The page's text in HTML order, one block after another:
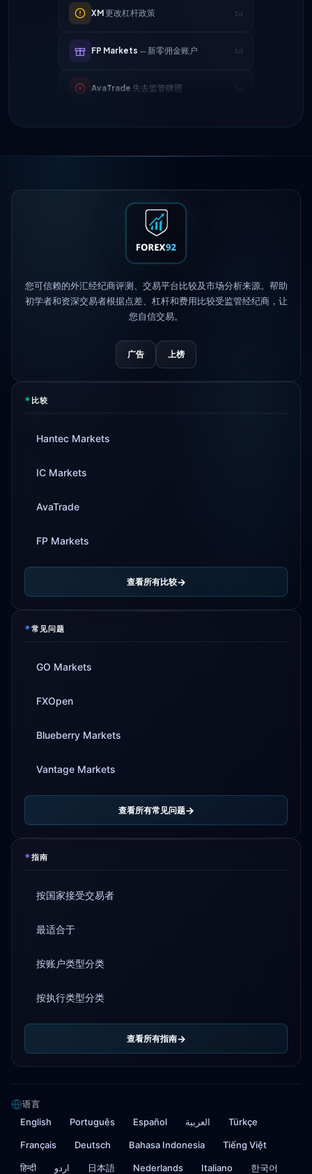
点
Exness上线
更改杠杆政策
FP Markets— 新零佣金账户
AvaTrade失去监管牌照 3d
Tickmill提现速度现为24小时
您可信赖的外汇经纪商评测、交易平台比较及市场分析来源。帮助
初学者和资深交易者根据点差、杠杆和费用比较受监管经纪商，让
您自信交易。
广告 上榜
* 比较
Hantec Markets
IC Markets
AvaTrade
FP Markets
查看所有比较
*常见问题
GO Markets
FXOpen
Blueberry Markets
Vantage Markets
查看所有常见问题
*指南
按国家接受交易者
最适合于
按账户类型分类
按执行类型分类
查看所有指南
语言
English Português Español العربية Türkçe
Français Deutsch Bahasa Indonesia Tiếng Việt
हिन्दी اردو 日本語 Nederlands Italiano 한국어